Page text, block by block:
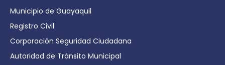
Municipio de Guayaquil
Registro Civil
Corporación Seguridad Ciudadana
Autoridad de Tránsito Municipal